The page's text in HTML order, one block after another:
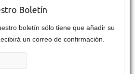
Boletín
boletín sólo tiene que añadir su
un correo de confirmación.